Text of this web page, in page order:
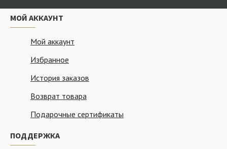
МОЙ АККАУНТ
Мой аккаунт
Избранное
История заказов
Возврат товара
Подарочные сертификаты
ПОДДЕРЖКА